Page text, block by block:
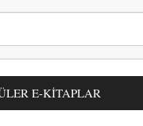
E-KİTAPLAR